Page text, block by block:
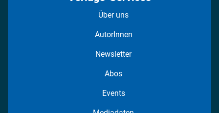
Über uns
AutorInnen
Newsletter
Abos
Events